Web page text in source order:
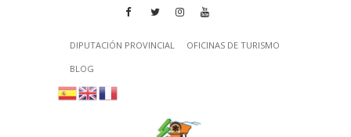
DIPUTACIÓN PROVINCIAL
OFICINAS DE TURISMO
BLOG